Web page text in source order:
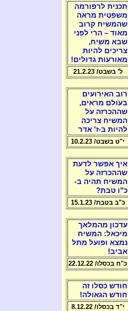
תכנית לרפורמה
משפטית מראה
שהמשיח קרוב
מאוד – הרי לפני
שבא משיח,
צריכים להיות
מאורעות גדולים!
ל' בשבט/ 21.2.23
רוב האירועים
בעולם מראים,
שההכרזה על
המשיח צריכה
להיות ב-ז' אדר
י"ט בשבט/ 10.2.23
איך אפשר לדעת
שההכרזה על
המשיח תהיה ב-
כ"ו טבת?
כ"ב בטבת/ 15.1.23
עדכון מהמלאך
מיכאל: המשיח
נמצא ופועל מתל
אביב!
כ"ח בכסלו/ 22.12.22
חודש כסלו זה
חודש הגאולה!
י"ד בכסלו/ 8.12.22